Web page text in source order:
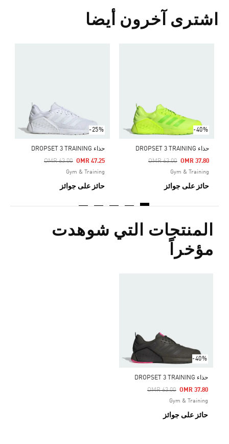
اشترى آخرون أيضا
-40%
حذاء DROPSET 3 TRAINING
Price Reduced From
OMR 63.00
To OMR 37.80
Gym & Training
حائز على جوائز
-25%
حذاء DROPSET 3 TRAINING
Price Reduced From
OMR 63.00
To OMR 47.25
Gym & Training
حائز على جوائز
المنتجات التي شوهدت
مؤخراً
-40%
حذاء DROPSET 3 TRAINING
Price Reduced From
OMR 63.00
To OMR 37.80
Gym & Training
حائز على جوائز